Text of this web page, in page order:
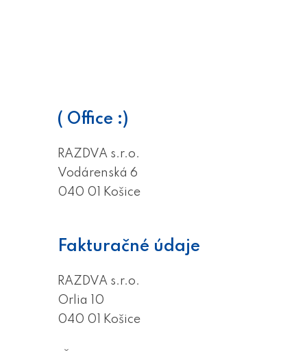
( Office :)
RAZDVA s.r.o.
Vodárenská 6
040 01 Košice
Fakturačné údaje
RAZDVA s.r.o.
Orlia 10
040 01 Košice